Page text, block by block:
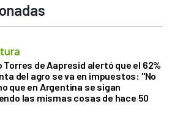
Torres de Aapresid alertó que el 62%
del agro se va en impuestos: "No
que en Argentina se sigan
las mismas cosas de hace 50